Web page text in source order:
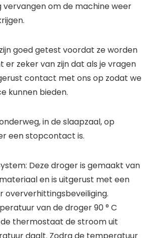
vervangen om de machine weer
goed getest voordat ze worden
er zeker van zijn dat als je vragen
contact met ons op zodat we
kunnen bieden.
in de slaapzaal, op
een stopcontact is.
Deze droger is gemaakt van
en is uitgerust met een
oververhittingsbeveiliging.
van de droger 90 ° C
thermostaat de stroom uit